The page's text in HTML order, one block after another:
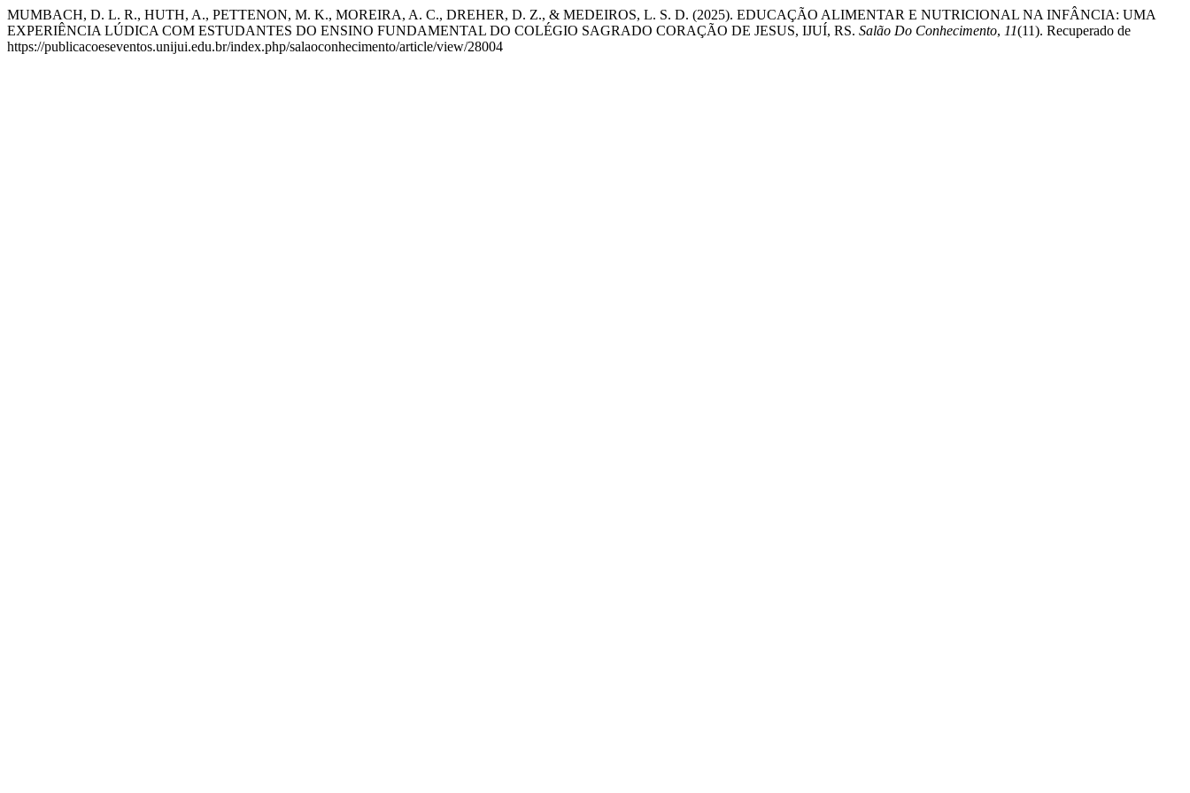
MUMBACH, D. L. R., HUTH, A., PETTENON, M. K., MOREIRA, A. C., DREHER, D. Z., & MEDEIROS, L. S. D. (2025). EDUCAÇÃO ALIMENTAR E NUTRICIONAL NA INFÂNCIA: UMA
EXPERIÊNCIA LÚDICA COM ESTUDANTES DO ENSINO FUNDAMENTAL DO COLÉGIO SAGRADO CORAÇÃO DE JESUS, IJUÍ, RS. Salão Do Conhecimento, 11(11). Recuperado de
https://publicacoeseventos.unijui.edu.br/index.php/salaoconhecimento/article/view/28004